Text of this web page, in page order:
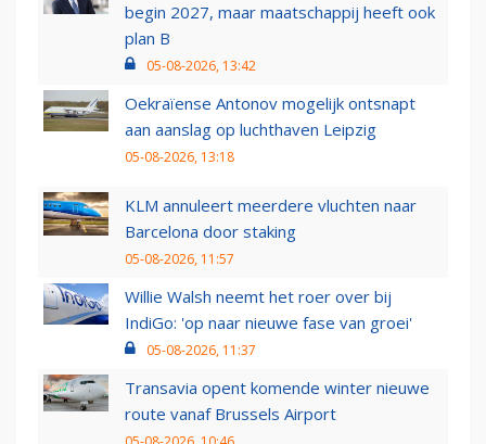
begin 2027, maar maatschappij heeft ook
plan B
05-08-2026, 13:42
Oekraïense Antonov mogelijk ontsnapt
aan aanslag op luchthaven Leipzig
05-08-2026, 13:18
KLM annuleert meerdere vluchten naar
Barcelona door staking
05-08-2026, 11:57
Willie Walsh neemt het roer over bij
IndiGo: 'op naar nieuwe fase van groei'
05-08-2026, 11:37
Transavia opent komende winter nieuwe
route vanaf Brussels Airport